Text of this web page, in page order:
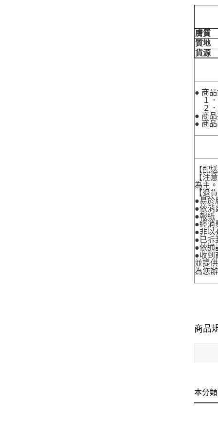
膚質
質地
貨源
● 商
１．
２．
● 商
● 商
【配
【注
為主。
【退
●易於
●依消
●報紙
●經消
●非以
●已拆
●依通
●收到
並提
為您
商品
本分